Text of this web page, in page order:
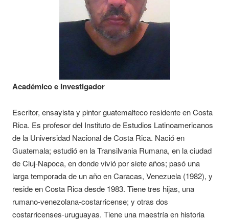
Académico e Investigador
Escritor, ensayista y pintor guatemalteco residente en Costa
Rica. Es profesor del Instituto de Estudios Latinoamericanos
de la Universidad Nacional de Costa Rica. Nació en
Guatemala; estudió en la Transilvania Rumana, en la ciudad
de Cluj-Napoca, en donde vivió por siete años; pasó una
larga temporada de un año en Caracas, Venezuela (1982), y
reside en Costa Rica desde 1983. Tiene tres hijas, una
rumano-venezolana-costarricense; y otras dos
costarricenses-uruguayas. Tiene una maestría en historia